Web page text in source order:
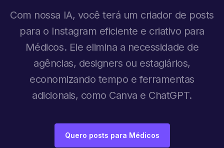
Com nossa IA, você terá um criador de posts
para o Instagram eficiente e criativo para
Médicos. Ele elimina a necessidade de
agências, designers ou estagiários,
economizando tempo e ferramentas
adicionais, como Canva e ChatGPT.
Quero posts para Médicos